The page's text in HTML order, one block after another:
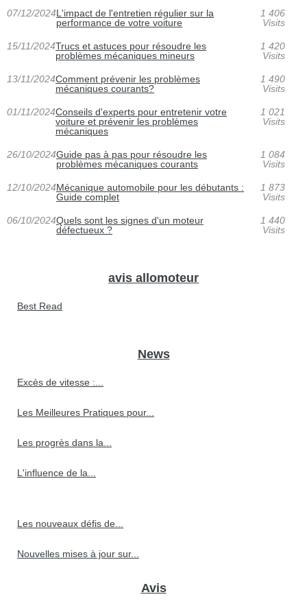
07/12/2024L'impact de l'entretien régulier sur la
performance de votre voiture
1 406
Visits
15/11/2024Trucs et astuces pour résoudre les
problèmes mécaniques mineurs
1 420
Visits
13/11/2024Comment prévenir les problèmes
mécaniques courants?
1 490
Visits
01/11/2024Conseils d'experts pour entretenir votre
voiture et prévenir les problèmes
mécaniques
1 021
Visits
26/10/2024Guide pas à pas pour résoudre les
problèmes mécaniques courants
1 084
Visits
12/10/2024Mécanique automobile pour les débutants :
Guide complet
1 873
Visits
06/10/2024Quels sont les signes d'un moteur
défectueux ?
1 440
Visits
avis allomoteur
Best Read
News
Excès de vitesse :...
Les Meilleures Pratiques pour...
Les progrès dans la...
L'influence de la...
Les nouveaux défis de...
Nouvelles mises à jour sur...
Avis